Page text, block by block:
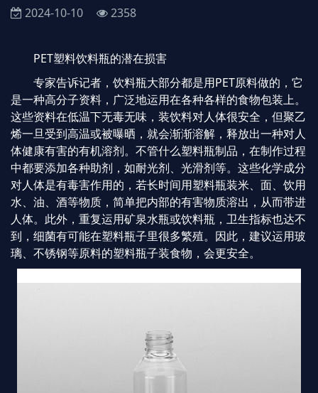
2024-10-10 2358
PET塑料饮料瓶的潜在损害
专家告诉记者，饮料瓶大部分都是用PET原料做的，它
是一种高分子资料，广泛地运用在各种各样的食物包装上。
这些资料在低温下无毒无味，装饮料对人体很安全，但聚乙
烯一旦受到高温或被曝晒，就会渐渐溶解，释放出一种对人
体健康有害的有机溶剂。不管什么塑料瓶制品，在制作过程
中都要添加各种助剂，如耐光剂、光滑剂等。这些化学成分
对人体是有毒害作用的，若长时间用塑料瓶装米、面、饮用
水、油、酒等物质，简单把内部的有害物质溶出，从而带进
人体。此外，重复运用矿泉水瓶或饮料瓶，卫生指标也达不
到，细菌有可能在塑料瓶子里很多繁殖。因此，建议运用玻
璃、不锈钢等原料的塑料瓶子装食物，会更安全。